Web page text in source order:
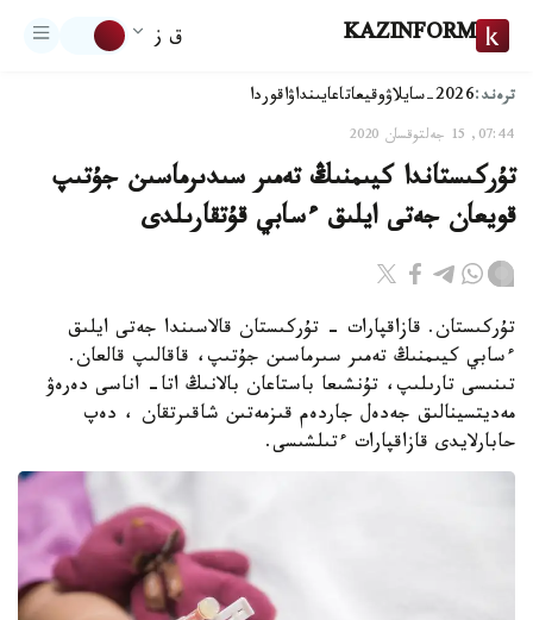
KAZINFORM ق ز
ترەند:2026-سايلاۋ وقيعاتاعايىنداۋاقوردا
07:44, 15 جەلتوقسان 2020
تۇركىستاندا كيىمنىڭ تەمىر سىدىرماسىن جۇتىپ
قويعان جەتى ايلىق ءسابي قۇتقارىلدى
تۇركىستان. قازاقپارات - تۇركىستان قالاسىندا جەتى ايلىق
ءسابي كيىمنىڭ تەمىر سىرماسىن جۇتىپ، قاقالىپ قالعان.
تىنىسى تارىلىپ، تۇنشىعا باستاعان بالانىڭ اتا- اناسى دەرەۋ
مەديتسينالىق جەدەل جاردەم قىزمەتىن شاقىرتقان ، دەپ
حابارلايدى قازاقپارات ءتىلشىسى.